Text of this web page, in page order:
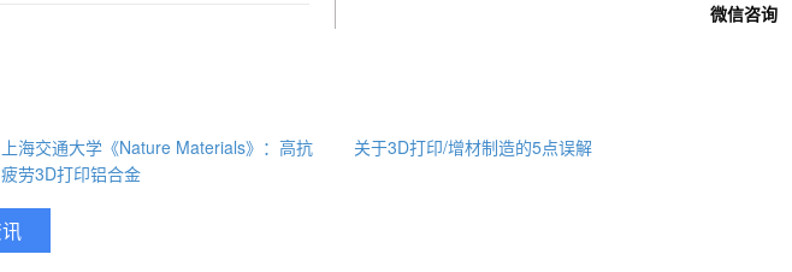
上海交通大学《Nature Materials》：高抗
疲劳3D打印铝合金
关于3D打印/增材制造的5点误解
微信咨询